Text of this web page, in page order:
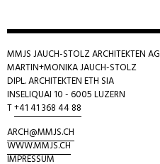
MMJS JAUCH-STOLZ ARCHITEKTEN AG
MARTIN+MONIKA JAUCH-STOLZ
DIPL. ARCHITEKTEN ETH SIA
INSELIQUAI 10 - 6005 LUZERN
T+41 41 368 44 88
ARCH@MMJS.CH
WWW.MMJS.CH
IMPRESSUM